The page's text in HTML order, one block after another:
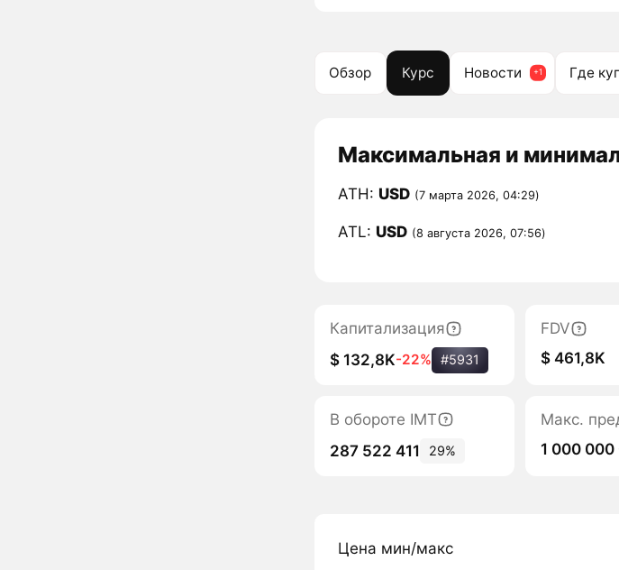
Обзор Курс Новости Где
Максимальная и
ATH: USD (7 марта 2026, 04:29)
ATL: USD (8 августа 2026, 07:56)
Капитализация
$ 132,8K-22% #5931
FDV
$ 461,8K
В обороте IMT
287 522 411
29%
Макс.
1 000 000
Цена мин/макс